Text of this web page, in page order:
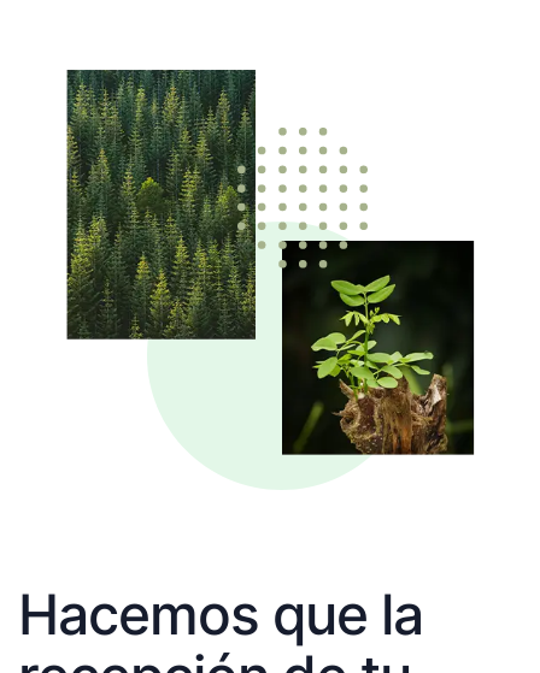
Hacemos que la